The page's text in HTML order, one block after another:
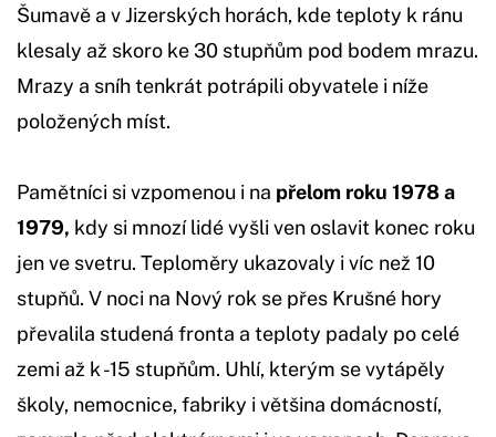
Šumavě a v Jizerských horách, kde teploty k ránu
klesaly až skoro ke 30 stupňům pod bodem mrazu.
Mrazy a sníh tenkrát potrápili obyvatele i níže
položených míst.
Pamětníci si vzpomenou i na přelom roku 1978 a
1979, kdy si mnozí lidé vyšli ven oslavit konec roku
jen ve svetru. Teploměry ukazovaly i víc než 10
stupňů. V noci na Nový rok se přes Krušné hory
převalila studená fronta a teploty padaly po celé
zemi až k -15 stupňům. Uhlí, kterým se vytápěly
školy, nemocnice, fabriky i většina domácností,